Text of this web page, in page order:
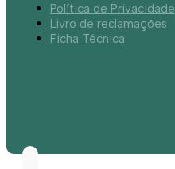
Política de Privacidade
Livro de reclamações
Ficha Técnica